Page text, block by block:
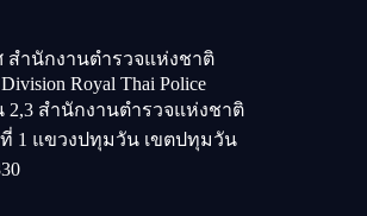
สำนักงานตำรวจแห่งชาติ
Royal Thai Police
2,3 สำนักงานตำรวจแห่งชาติ
1 แขวงปทุมวัน เขตปทุมวัน